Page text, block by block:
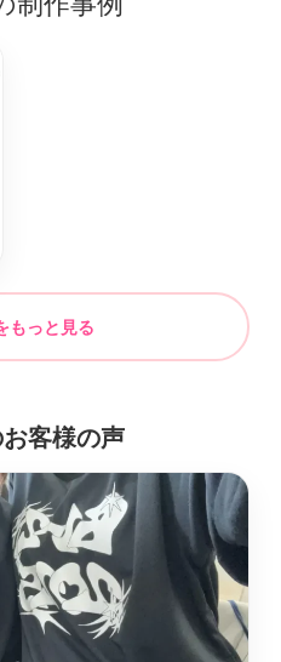
最短2日後お届け
最短2日後お届け
もっと見る
客様の声